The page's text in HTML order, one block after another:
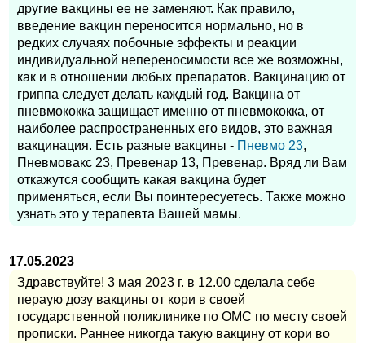
другие вакцины ее не заменяют. Как правило,
введение вакцин переносится нормально, но в
редких случаях побочные эффекты и реакции
индивидуальной непереносимости все же возможны,
как и в отношении любых препаратов. Вакцинацию от
гриппа следует делать каждый год. Вакцина от
пневмококка защищает именно от пневмококка, от
наиболее распространенных его видов, это важная
вакцинация. Есть разные вакцины - Пневмо 23,
Пневмовакс 23, Превенар 13, Превенар. Вряд ли Вам
откажутся сообщить какая вакцина будет
применяться, если Вы поинтересуетесь. Также можно
узнать это у терапевта Вашей мамы.
17.05.2023
Здравствуйте! 3 мая 2023 г. в 12.00 сделала себе
пераую дозу вакцины от кори в своей
государственной поликлинике по ОМС по месту своей
прописки. Раннее никогда такую вакцину от кори во